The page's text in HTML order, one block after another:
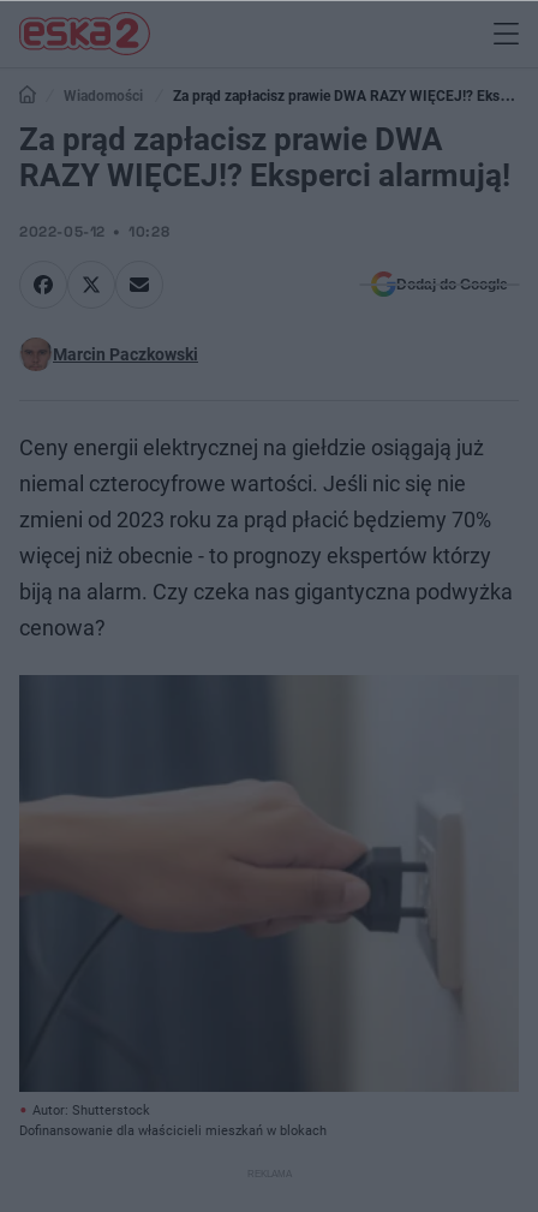
Wiadomości
Za prąd zapłacisz prawie DWA RAZY WIĘCEJ!? Eksperci
alarmują!
Za prąd zapłacisz prawie DWA
RAZY WIĘCEJ!? Eksperci alarmują!
2022-05-12 10:28
Dodaj do Google
Marcin Paczkowski
Ceny energii elektrycznej na giełdzie osiągają już
niemal czterocyfrowe wartości. Jeśli nic się nie
zmieni od 2023 roku za prąd płacić będziemy 70%
więcej niż obecnie - to prognozy ekspertów którzy
biją na alarm. Czy czeka nas gigantyczna podwyżka
cenowa?
Autor: Shutterstock
Dofinansowanie dla właścicieli mieszkań w blokach